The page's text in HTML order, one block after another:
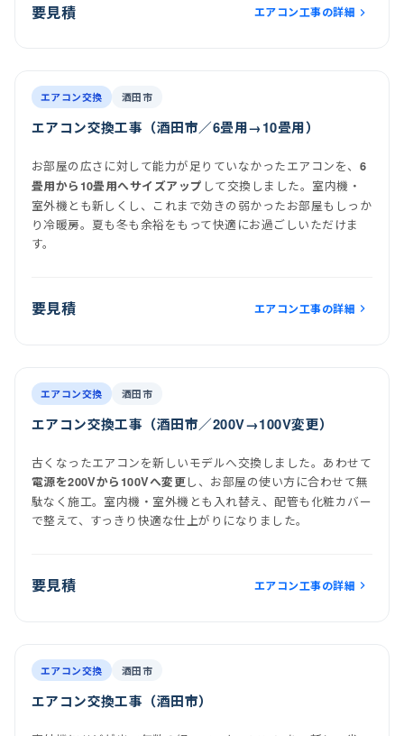
要見積 エアコン工事の詳細
施工後
エアコン交換 酒田市
エアコン交換工事（酒田市／6畳用→10畳用）
お部屋の広さに対して能力が足りていなかったエアコンを、 6
畳用から10畳用へサイズアップ して交換しました。室内機・
室外機とも新しくし、これまで効きの弱かったお部屋もしっか
り冷暖房。夏も冬も余裕をもって快適にお過ごしいただけま
す。
要見積 エアコン工事の詳細
施工後
エアコン交換 酒田市
エアコン交換工事（酒田市／200V→100V変更）
古くなったエアコンを新しいモデルへ交換しました。あわせて
電源を200Vから100Vへ変更し、お部屋の使い方に合わせて無
駄なく施工。室内機・室外機とも入れ替え、配管も化粧カバー
で整えて、すっきり快適な仕上がりになりました。
要見積 エアコン工事の詳細
施工後
エアコン交換 酒田市
エアコン交換工事（酒田市）